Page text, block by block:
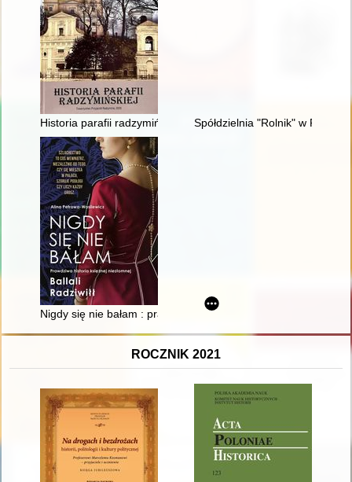
Historia parafii radzymińskiej Spółdzielnia "Rolnik" w
Nigdy się nie bałam : prawdziwa historia księżnej niezłomnej
ROCZNIK 2021